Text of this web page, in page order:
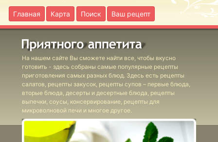
Главная Карта Поиск Ваш рецепт
На нашем сайте Вы сможете найти все, чтобы вкусно
готовить - здесь собраны самые популярные рецепты
приготовления самых разных блюд. Здесь есть рецепты
салатов, рецепты закусок, рецепты супов – первые блюда,
вторые блюда, десерты и десертные блюда, рецепты
выпечки, соусы, консервирование, рецепты для
микроволновой печи и многое другое.
куриные грудки
с печенью и
черносливом
Фаршированный
окорочок
Фрикасе из
утки
Грудка индейки
с печенью